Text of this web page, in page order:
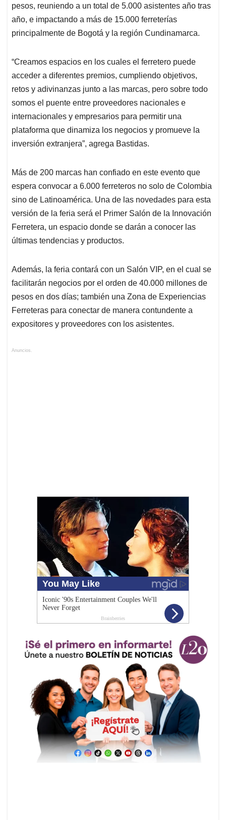
pesos, reuniendo a un total de 5.000 asistentes año tras
año, e impactando a más de 15.000 ferreterías
principalmente de Bogotá y la región Cundinamarca.
“Creamos espacios en los cuales el ferretero puede
acceder a diferentes premios, cumpliendo objetivos,
retos y adivinanzas junto a las marcas, pero sobre todo
somos el puente entre proveedores nacionales e
internacionales y empresarios para permitir una
plataforma que dinamiza los negocios y promueve la
inversión extranjera”, agrega Bastidas.
Más de 200 marcas han confiado en este evento que
espera convocar a 6.000 ferreteros no solo de Colombia
sino de Latinoamérica. Una de las novedades para esta
versión de la feria será el Primer Salón de la Innovación
Ferretera, un espacio donde se darán a conocer las
últimas tendencias y productos.
Además, la feria contará con un Salón VIP, en el cual se
facilitarán negocios por el orden de 40.000 millones de
pesos en dos días; también una Zona de Experiencias
Ferreteras para conectar de manera contundente a
expositores y proveedores con los asistentes.
Anuncios.